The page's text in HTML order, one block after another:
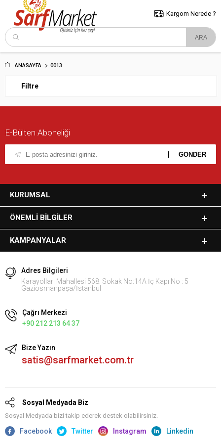
5000 TL ve Üzeri Alışverişlerde İstanbul İçi Kargo Bedava!
ve Trakya İçin Tıklayın..
Kargom Nerede ?
ANASAYFA 0013
Filtre
E-Bülten Aboneliği
KURUMSAL
ÖNEMLI BILGILER
KAMPANYALAR
Adres Bilgileri
Karayolları Mahallesi 568. Sokak No:14A İç Kapı No : 5
Gaziosmanpaşa/İstanbul
Çağrı Merkezi
+90 212 213 64 37
Bize Yazın
satis@sarfmarket.com.tr
Sosyal Medyada Biz
Sosyal Medyada bizi takip ederek destek olabilirsiniz.
Facebook Twitter Instagram Linkedin